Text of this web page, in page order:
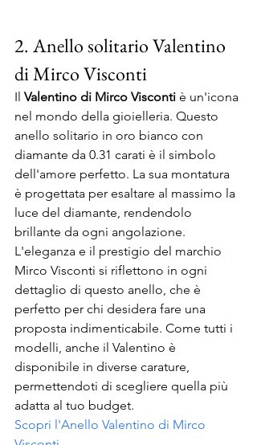
2. Anello solitario Valentino
di Mirco Visconti
Il Valentino di Mirco Visconti è un'icona
nel mondo della gioielleria. Questo
anello solitario in oro bianco con
diamante da 0.31 carati è il simbolo
dell'amore perfetto. La sua montatura
è progettata per esaltare al massimo la
luce del diamante, rendendolo
brillante da ogni angolazione.
L'eleganza e il prestigio del marchio
Mirco Visconti si riflettono in ogni
dettaglio di questo anello, che è
perfetto per chi desidera fare una
proposta indimenticabile. Come tutti i
modelli, anche il Valentino è
disponibile in diverse carature,
permettendoti di scegliere quella più
adatta al tuo budget.
Scopri l'Anello Valentino di Mirco